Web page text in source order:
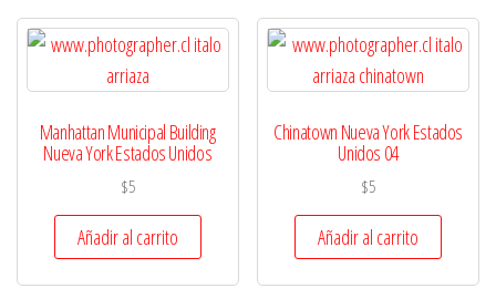
Manhattan Municipal Building
Nueva York Estados Unidos
$5
Añadir al carrito
Chinatown Nueva York Estados
Unidos 04
$5
Añadir al carrito